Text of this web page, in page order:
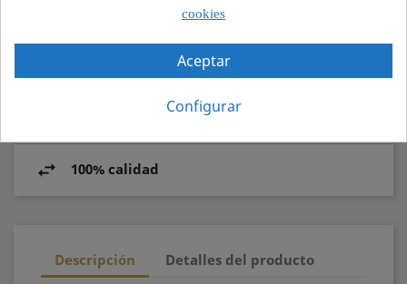
Recogida segura
100% calidad
Descripción Detalles del producto
cookies
Aceptar
Configurar